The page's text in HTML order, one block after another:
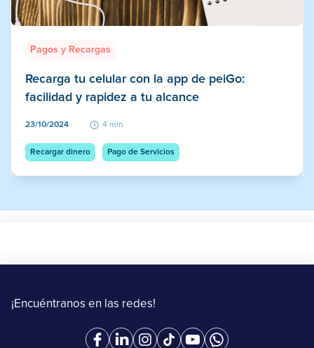
Pagos y Recargas
Recarga tu celular con la app de peiGo:
facilidad y rapidez a tu alcance
23/10/2024 4 min
Recargar dinero Pago de Servicios
¡Encuéntranos en las redes!